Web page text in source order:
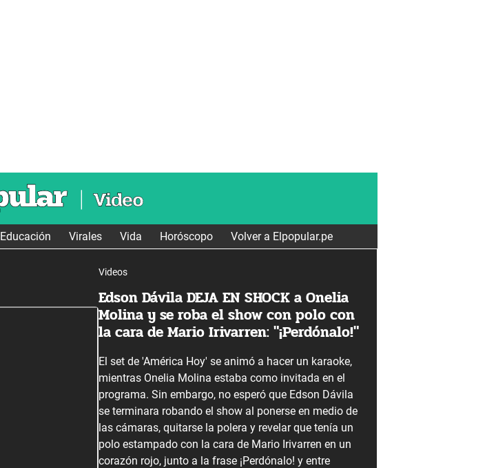
Educación Virales Vida Horóscopo Volver a Elpopular.pe
Videos
Edson Dávila DEJA EN SHOCK a Onelia
Molina y se roba el show con polo con
la cara de Mario Irivarren: "¡Perdónalo!"
El set de 'América Hoy' se animó a hacer un karaoke,
mientras Onelia Molina estaba como invitada en el
programa. Sin embargo, no esperó que Edson Dávila
se terminara robando el show al ponerse en medio de
las cámaras, quitarse la polera y revelar que tenía un
polo estampado con la cara de Mario Irivarren en un
corazón rojo, junto a la frase ¡Perdónalo! y entre